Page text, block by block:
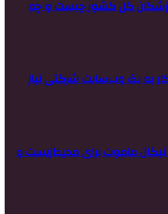
پزشکان کل کشور چیست و چه
به یک وب‌سایت شرکتی نیاز
نیکان ماموت برای محیط‌زیست و